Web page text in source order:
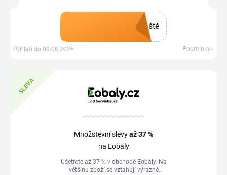
ště
Platí do 09.08.2026 Podmínky
SLEVA
Množstevní slevyaž 37 %
na Eobaly
Ušetřete až 37 % v obchodě Eobaly. Na
většinu zboží se vztahují výrazné